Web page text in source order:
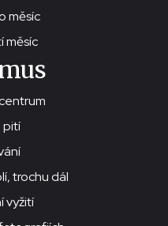
měsíc
měsíc
pití
trochu dál
vyžití